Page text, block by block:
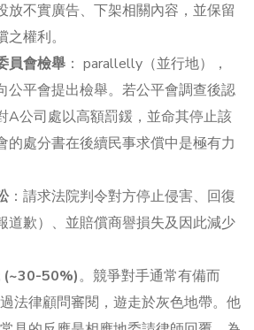
放不實廣告、下架相關內容，並保留
權利。
員會檢舉 ： parallelly（並行地），
公平會提出檢舉。若公平會調查後認
A公司處以高額罰鍰，並命其停止該
的處分書在後續民事求償中是極有力
：請求法院判令對方停止侵害、回復
道歉）、並賠償商譽損失及因此減少
(~30-50%)。競爭對手通常有備而
法律顧問審閱，遊走於灰色地帶。他